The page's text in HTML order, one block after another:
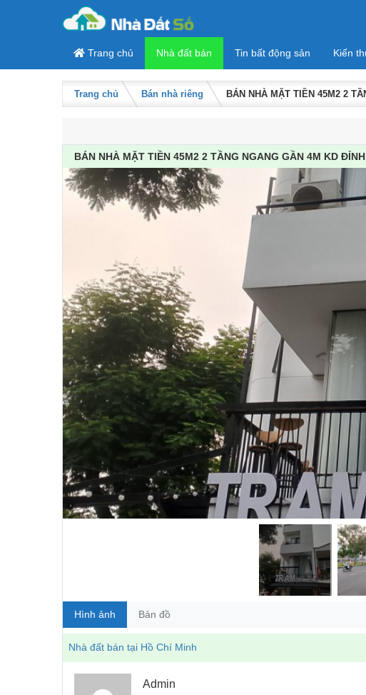
Trang chủ Nhà đất bán Tin bất động sản Kiến
Trang chủ Bán nhà riêng BÁN NHÀ MẶT TIỀN 45M2 2
BÁN NHÀ MẶT TIỀN 45M2 2 TẦNG NGANG GẦN 4M KD
Hình ảnh Bản đồ
Nhà đất bán tại Hồ Chí Minh
Admin